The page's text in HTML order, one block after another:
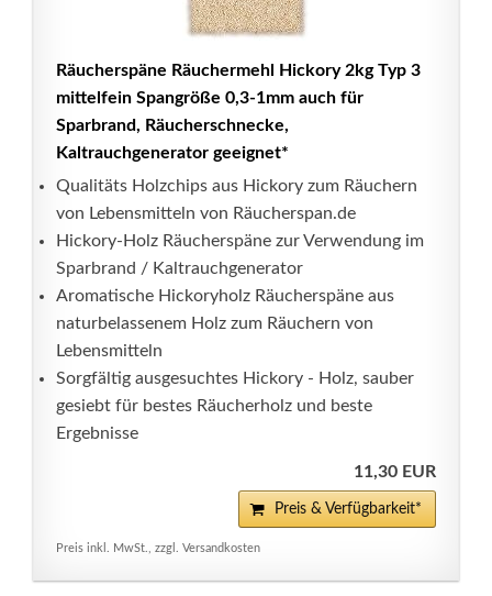
Räucherspäne Räuchermehl Hickory 2kg Typ 3
mittelfein Spangröße 0,3-1mm auch für
Sparbrand, Räucherschnecke,
Kaltrauchgenerator geeignet*
Qualitäts Holzchips aus Hickory zum Räuchern
von Lebensmitteln von Räucherspan.de
Hickory-Holz Räucherspäne zur Verwendung im
Sparbrand / Kaltrauchgenerator
Aromatische Hickoryholz Räucherspäne aus
naturbelassenem Holz zum Räuchern von
Lebensmitteln
Sorgfältig ausgesuchtes Hickory - Holz, sauber
gesiebt für bestes Räucherholz und beste
Ergebnisse
11,30 EUR
Preis & Verfügbarkeit*
Preis inkl. MwSt., zzgl. Versandkosten